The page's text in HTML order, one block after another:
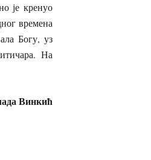
је кренуо
времена
Богу, уз
На
Винкић